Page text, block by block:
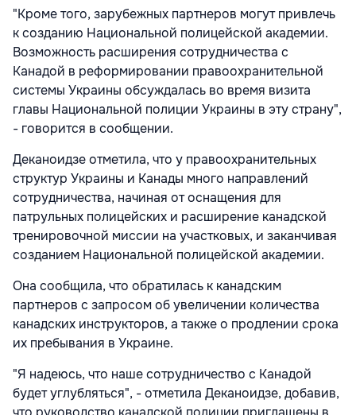
"Кроме того, зарубежных партнеров могут привлечь
к созданию Национальной полицейской академии.
Возможность расширения сотрудничества с
Канадой в реформировании правоохранительной
системы Украины обсуждалась во время визита
главы Национальной полиции Украины в эту страну",
- говорится в сообщении.
Деканоидзе отметила, что у правоохранительных
структур Украины и Канады много направлений
сотрудничества, начиная от оснащения для
патрульных полицейских и расширение канадской
тренировочной миссии на участковых, и заканчивая
созданием Национальной полицейской академии.
Она сообщила, что обратилась к канадским
партнеров с запросом об увеличении количества
канадских инструкторов, а также о продлении срока
их пребывания в Украине.
"Я надеюсь, что наше сотрудничество с Канадой
будет углубляться", - отметила Деканоидзе, добавив,